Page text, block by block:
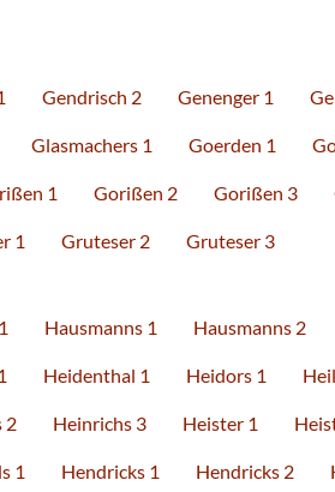
Gendrisch 2 Genenger 1
Glasmachers 1 Goerden 1
1 Gorißen 2 Gorißen 3
1 Gruteser 2 Gruteser 3
Hausmanns 1 Hausmanns 2
Heidenthal 1 Heidors 1
2 Heinrichs 3 Heister 1
1 Hendricks 1 Hendricks 2